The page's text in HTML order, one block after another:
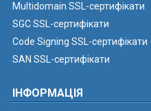
Multidomain SSL-сертифікати
SGC SSL-сертифікати
Code Signing SSL-сертифікати
SAN SSL-сертифікати
ІНФОРМАЦІЯ